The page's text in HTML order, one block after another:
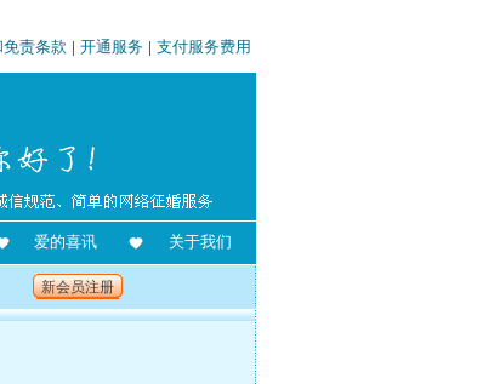
责条款 | 开通服务 | 支付服务费用
爱的喜讯 关于我们
新会员注册